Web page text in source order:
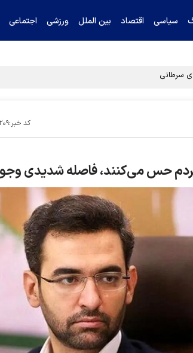
سیاسی اقتصاد بین الملل ورزشی اجتماعی
سرطانی
کد خبر:۹۰۰۲۰۹
حس می‌کنند، فاصله شدیدی